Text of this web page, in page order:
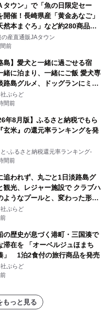
タウン」で「魚の日限定セー
開催！長崎県産「黄金あなご」
然本まぐろ」など約280商品を
～毎月１０日の定例企画～
の産直通販JAタウン
前
島】愛犬と一緒に過ごせる宿
緒に泊まり、一緒にご飯 愛犬専
路島グルメ、ドッグランにミニ
グランピングとトレーラーハウ
設で
ぷらど
間前
年8月版】ふるさと納税でもら
玄米』の還元率ランキングを発
-ふるさと納税還元率ランキング-
間前
追われず、丸ごと1日淡路島グ
観光、レジャー施設で クラブハ
ようなプールと、変わった形の
も 「THE BOXY AWAJI」のお
泊まり連泊プランで
ぷらど
の歴史が息づく港町・三国湊で
滞在を 「オーベルジュほまち
」 1泊2食付の旅行商品を発売
ぷらど
もっと見る